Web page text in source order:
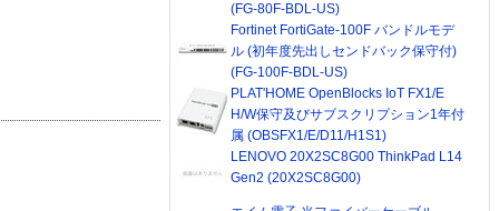
(FG-80F-BDL-US)
Fortinet FortiGate-100F バンドルモデ
ル (初年度先出しセンドバック保守付)
(FG-100F-BDL-US)
PLAT'HOME OpenBlocks IoT FX1/E
H/W保守及びサブスクリプション1年付
属 (OBSFX1/E/D11/H1S1)
LENOVO 20X2SC8G00 ThinkPad L14
Gen2 (20X2SC8G00)